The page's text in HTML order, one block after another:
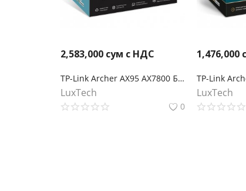
2,583,000 сум с НДС
TP-Link Archer AX95 AX7800 Беспроводной трехдиапазонный мультигигабитный MU-MIMO маршрутизатор Wi-Fi 6 с двумя USB-портами
LuxTech
0
1,476,000
LuxTech